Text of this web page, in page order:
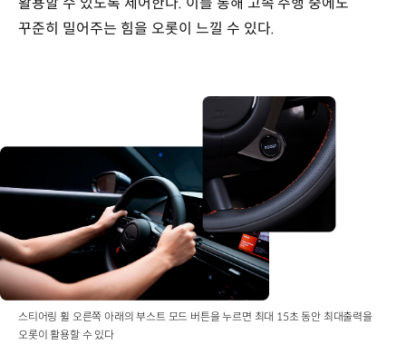
꾸준히 밀어주는 힘을 오롯이 느낄 수 있다.
스티어링 휠 오른쪽 아래의 부스트 모드 버튼을 누르면 최대 15초 동안 최대출력을
오롯이 활용할 수 있다